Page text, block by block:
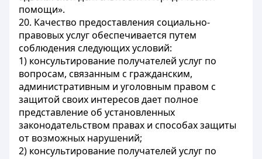
помощи».
20. Качество предоставления социально-
правовых услуг обеспечивается путем
соблюдения следующих условий:
1) консультирование получателей услуг по
вопросам, связанным с гражданским,
административным и уголовным правом с
защитой своих интересов дает полное
представление об установленных
законодательством правах и способах защиты
от возможных нарушений;
2) консультирование получателей услуг по